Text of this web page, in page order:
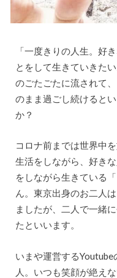
「一度きりの人生。好
とをして生きていきた
のごたごたに流されて
のまま過ごし続けると
か？
コロナ前までは世界中
生活をしながら、好き
をしながら生きている
ん。東京出身のお二人
ましたが、二人で一緒
たといいます。
いまや運営する
人。いつも笑顔が絶え